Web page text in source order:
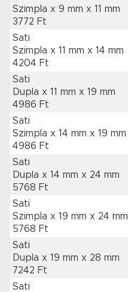
Szimpla x 9 mm x 11 mm
3772 Ft
Sati
Szimpla x 11 mm x 14 mm
4204 Ft
Sati
Dupla x 11 mm x 19 mm
4986 Ft
Sati
Szimpla x 14 mm x 19 mm
4986 Ft
Sati
Dupla x 14 mm x 24 mm
5768 Ft
Sati
Szimpla x 19 mm x 24 mm
5768 Ft
Sati
Dupla x 19 mm x 28 mm
7242 Ft
Sati